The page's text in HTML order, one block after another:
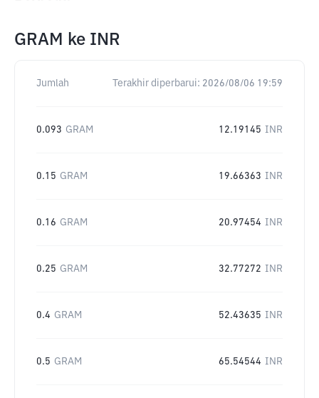
GRAM ke INR
Jumlah Terakhir diperbarui: 2026/08/06 19:59
0.093 GRAM 12.19145 INR
0.15 GRAM 19.66363 INR
0.16 GRAM 20.97454 INR
0.25 GRAM 32.77272 INR
0.4 GRAM 52.43635 INR
0.5 GRAM 65.54544 INR